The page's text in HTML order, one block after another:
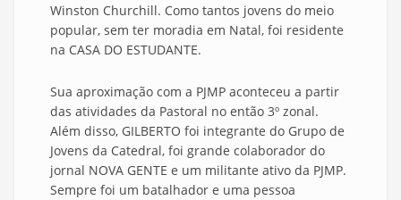
Winston Churchill. Como tantos jovens do meio
popular, sem ter moradia em Natal, foi residente
na CASA DO ESTUDANTE.
Sua aproximação com a PJMP aconteceu a partir
das atividades da Pastoral no então 3º zonal.
Além disso, GILBERTO foi integrante do Grupo de
Jovens da Catedral, foi grande colaborador do
jornal NOVA GENTE e um militante ativo da PJMP.
Sempre foi um batalhador e uma pessoa